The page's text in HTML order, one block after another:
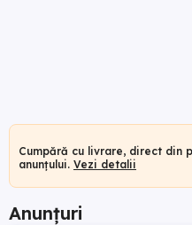
Cumpără cu livrare, direct din
anunțului. Vezi detalii
Anunțuri